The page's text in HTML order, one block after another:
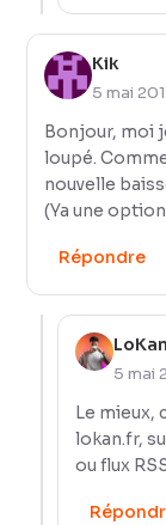
Kik
5 mai
Bonjour, moi
loupé.
nouvelle
(Ya une
Répondre
5 mai
Le mieux,
lokan.fr,
ou flux